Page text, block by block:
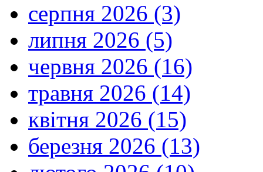
серпня 2026 (3)
липня 2026 (5)
червня 2026 (16)
травня 2026 (14)
квітня 2026 (15)
березня 2026 (13)